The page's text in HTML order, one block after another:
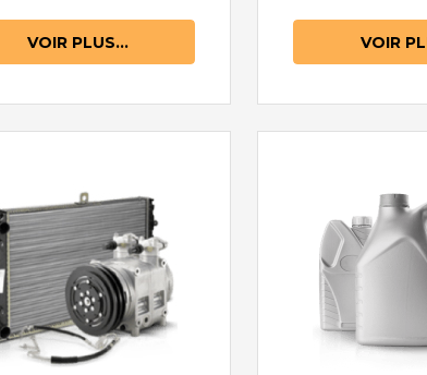
VOIR PLUS... VOIR